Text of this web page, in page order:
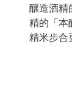
釀造酒精
精的 「本
精米步合